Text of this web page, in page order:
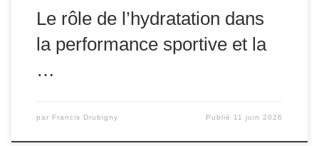
Le rôle de l’hydratation dans
la performance sportive et la
…
par Francis Drubigny Publié 11 juin 2026